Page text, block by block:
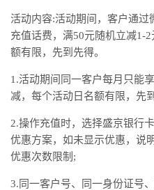
活动内容:活动期间，客户通
充值话费，满50元随机立减1-
额有限，先到先得。
1.活动期间同一客户每月只能
减，每个活动日名额有限，先
2.操作充值时，选择盛京银行
优惠方案，如未显示优惠，说
优惠次数限制;
3.同一客户号、同一身份证号